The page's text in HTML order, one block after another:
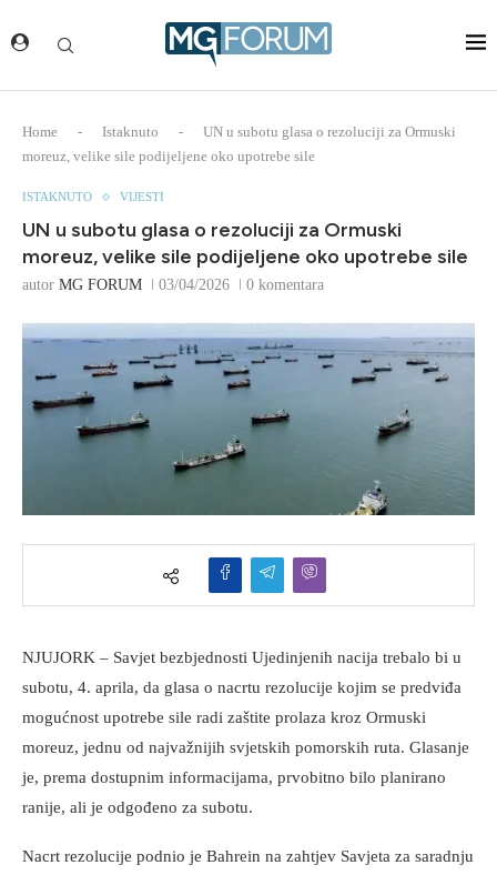
Home - Istaknuto -
UN u subotu glasa o rezoluciji za Ormuski
moreuz, velike sile podijeljene oko upotrebe sile
ISTAKNUTO VIJESTI
UN u subotu glasa o rezoluciji za Ormuski
moreuz, velike sile podijeljene oko upotrebe sile
autor MG FORUM 03/04/2026 0 komentara
NJUJORK – Savjet bezbjednosti Ujedinjenih nacija trebalo bi u
subotu, 4. aprila, da glasa o nacrtu rezolucije kojim se predviđa
mogućnost upotrebe sile radi zaštite prolaza kroz Ormuski
moreuz, jednu od najvažnijih svjetskih pomorskih ruta. Glasanje
je, prema dostupnim informacijama, prvobitno bilo planirano
ranije, ali je odgođeno za subotu.
Nacrt rezolucije podnio je Bahrein na zahtjev Savjeta za saradnju